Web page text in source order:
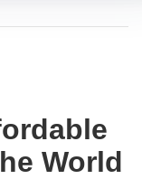
World